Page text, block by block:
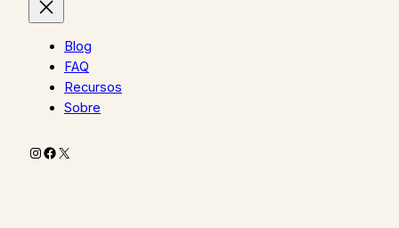
Blog
FAQ
Recursos
Sobre
Instagram
Facebook
X